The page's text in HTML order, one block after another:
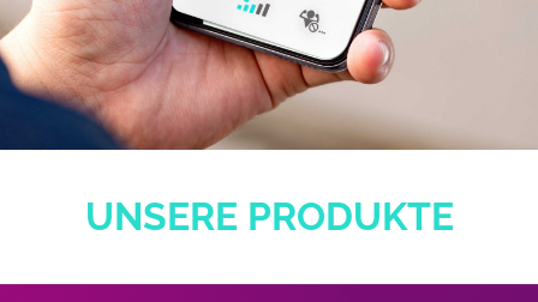
UNSERE PRODUKTE